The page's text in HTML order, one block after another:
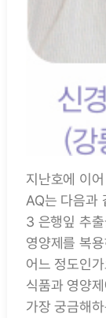
지난호에 이
AQ는 다음과
3 은행잎 추
영양제를 복
어느 정도인
식품과 영양
가장 궁금해